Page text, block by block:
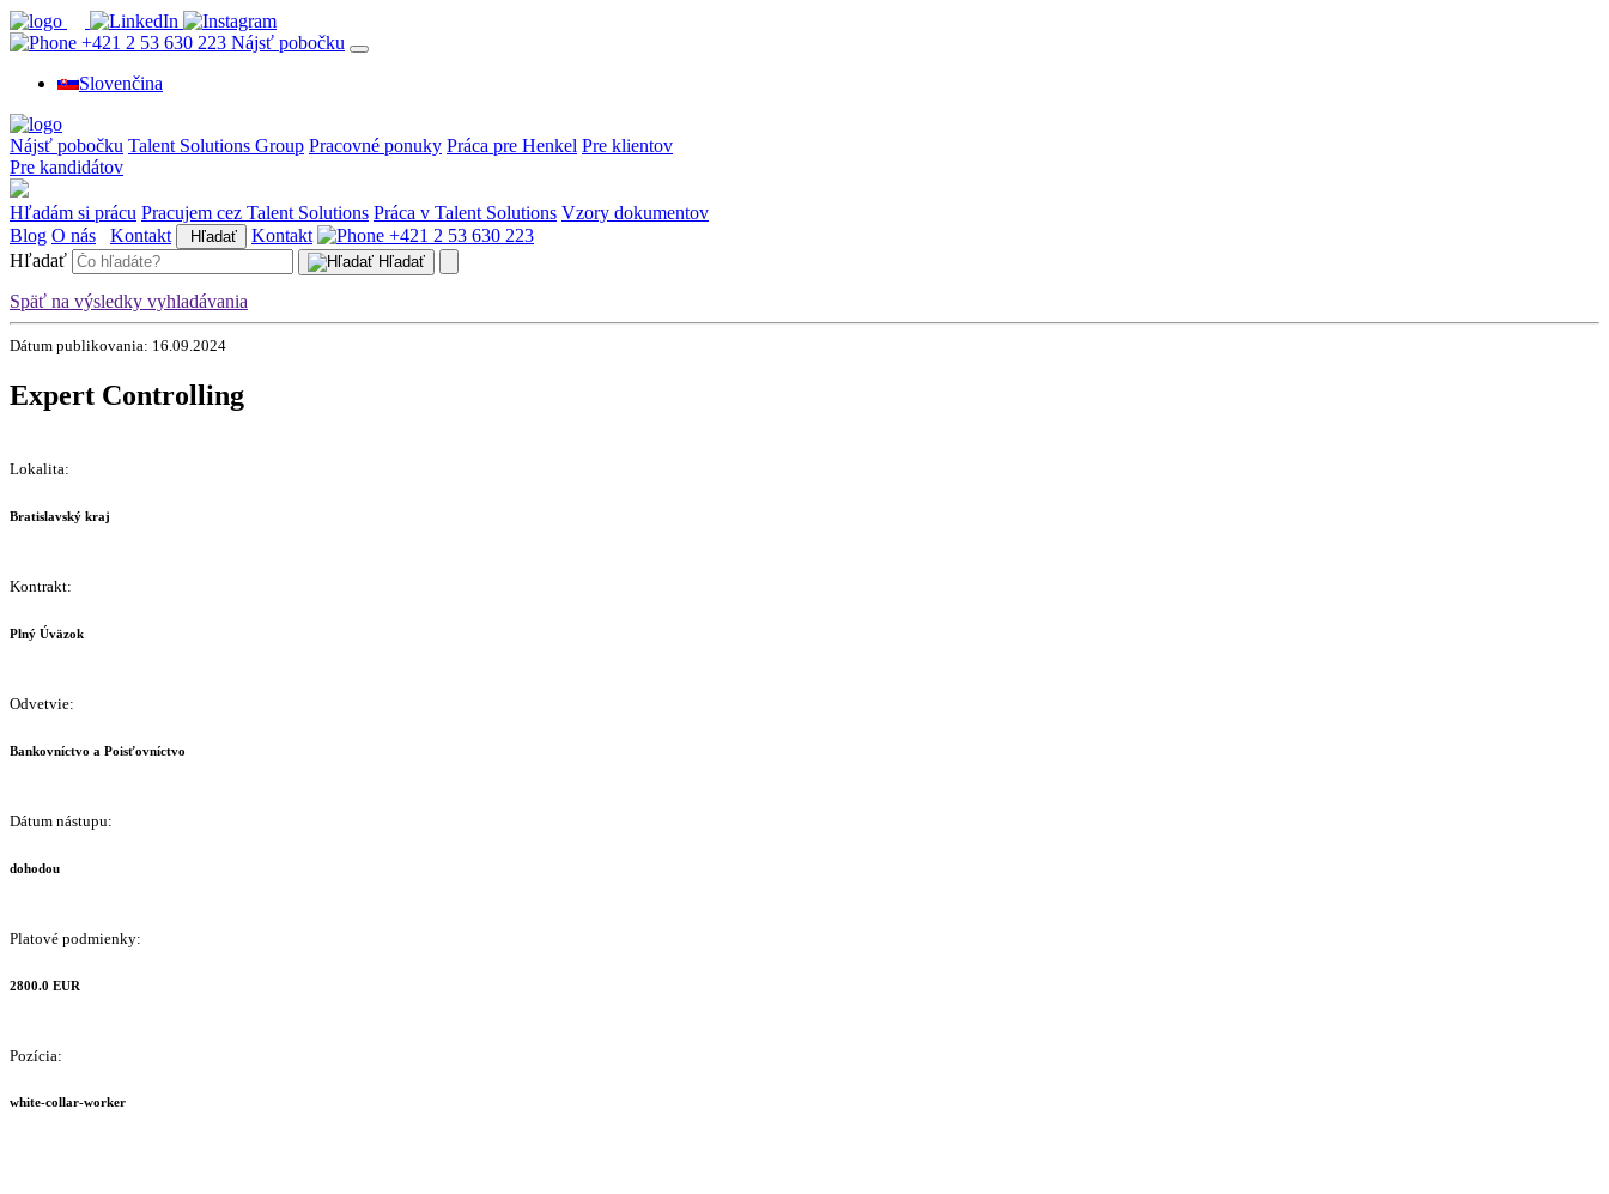
+421 2 53 630 223 Nájsť pobočku
Slovenčina
Nájsť pobočku Talent Solutions Group Pracovné ponuky Práca pre Henkel Pre klientov
Pre kandidátov
Hľadám si prácu Pracujem cez Talent Solutions Práca v Talent Solutions Vzory dokumentov
Blog O nás Kontakt Hľadať Kontakt
+421 2 53 630 223
Hľadať
Hľadať
Späť na výsledky vyhladávania
Dátum publikovania: 16.09.2024
Expert Controlling
Lokalita:
Bratislavský kraj
Kontrakt:
Plný Úväzok
Odvetvie:
Bankovníctvo a Poisťovníctvo
Dátum nástupu:
dohodou
Platové podmienky:
2800.0 EUR
Pozícia:
white-collar-worker